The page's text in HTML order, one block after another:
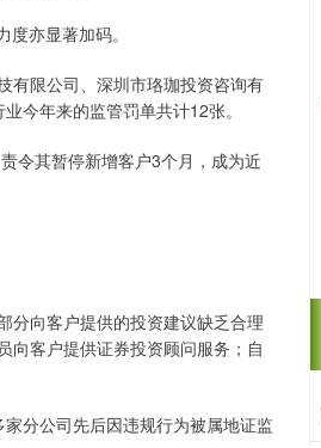
亦显著加码。
限公司、深圳市珞珈投资咨询有
今年来的监管罚单共计12张。
令其暂停新增客户3个月，成为近
向客户提供的投资建议缺乏合理
向客户提供证券投资顾问服务；自
分公司先后因违规行为被属地证监